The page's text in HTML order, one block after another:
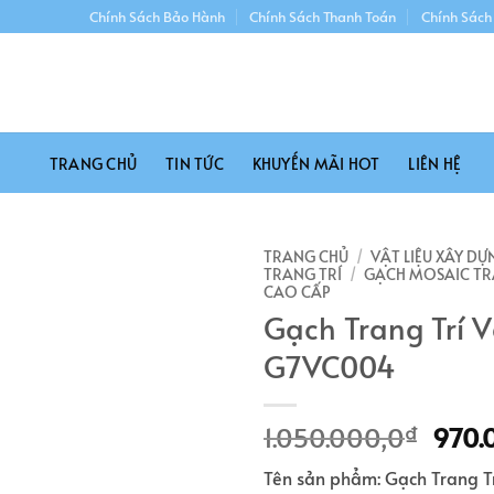
Chính Sách Bảo Hành Chính Sách Thanh Toán Chính
TRANG CHỦ TIN TỨC KHUYẾN MÃI HOT LIÊN HỆ
TRANG CHỦ / VẬT LIỆU XÂY
TRANG TRÍ / GẠCH MOSAIC
CAO CẤP
Gạch Trang Trí
G7VC004
1.050.000,0₫ Giá
gốc
Tên sản phẩm: Gạch Trang